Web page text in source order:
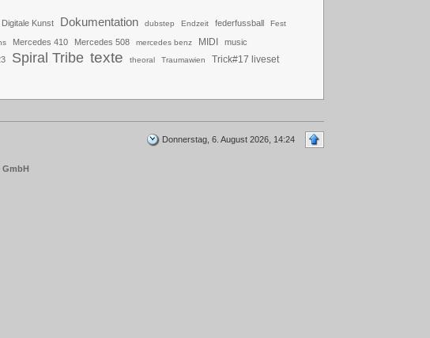
Digitale Kunst Dokumentation dubstep Endzeit federfussball Fest
Mercedes 410 Mercedes 508 mercedes benz MIDI music
Spiral Tribe texte theoral Traumawien Trick#17 liveset
Donnerstag, 6. August 2026, 14:24